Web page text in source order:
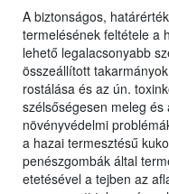
A biztonságos,
termelésének feltétele a
lehető legalacsonyabb
összeállított
rostálása és az ún.
szélsőségesen meleg
növényvédelmi
a hazai termesztésű
penészgombák által
etetésével a tejben az